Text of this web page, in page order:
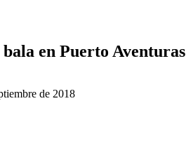
en Puerto Aventuras
de 2018